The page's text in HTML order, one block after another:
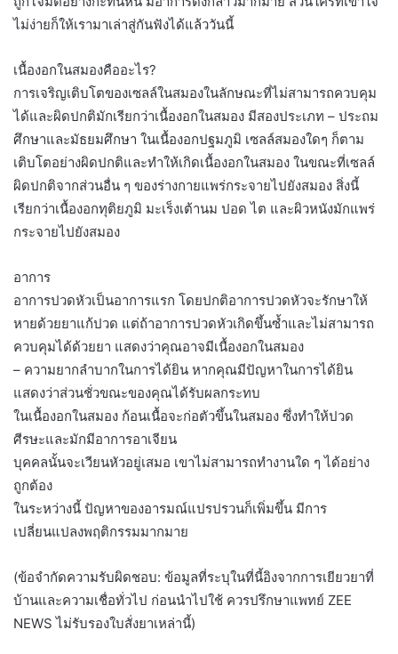
ไม่ง่ายก็ให้เรามาเล่าสู่กันฟังได้แล้ววันนี้
เนื้องอกในสมองคืออะไร?
การเจริญเติบโตของเซลล์ในสมองในลักษณะที่ไม่สามารถควบคุม
ได้และผิดปกติมักเรียกว่าเนื้องอกในสมอง มีสองประเภท – ประถม
ศึกษาและมัธยมศึกษา ในเนื้องอกปฐมภูมิ เซลล์สมองใดๆ ก็ตาม
เติบโตอย่างผิดปกติและทำให้เกิดเนื้องอกในสมอง ในขณะที่เซลล์
ผิดปกติจากส่วนอื่น ๆ ของร่างกายแพร่กระจายไปยังสมอง สิ่งนี้
เรียกว่าเนื้องอกทุติยภูมิ มะเร็งเต้านม ปอด ไต และผิวหนังมักแพร่
กระจายไปยังสมอง
อาการ
อาการปวดหัวเป็นอาการแรก โดยปกติอาการปวดหัวจะรักษาให้
หายด้วยยาแก้ปวด แต่ถ้าอาการปวดหัวเกิดขึ้นซ้ำและไม่สามารถ
ควบคุมได้ด้วยยา แสดงว่าคุณอาจมีเนื้องอกในสมอง
– ความยากลำบากในการได้ยิน หากคุณมีปัญหาในการได้ยิน
แสดงว่าส่วนชั่วขณะของคุณได้รับผลกระทบ
ในเนื้องอกในสมอง ก้อนเนื้อจะก่อตัวขึ้นในสมอง ซึ่งทำให้ปวด
ศีรษะและมักมีอาการอาเจียน
บุคคลนั้นจะเวียนหัวอยู่เสมอ เขาไม่สามารถทำงานใด ๆ ได้อย่าง
ถูกต้อง
ในระหว่างนี้ ปัญหาของอารมณ์แปรปรวนก็เพิ่มขึ้น มีการ
เปลี่ยนแปลงพฤติกรรมมากมาย
(ข้อจำกัดความรับผิดชอบ: ข้อมูลที่ระบุในที่นี้อิงจากการเยียวยาที่
บ้านและความเชื่อทั่วไป ก่อนนำไปใช้ ควรปรึกษาแพทย์ ZEE
NEWS ไม่รับรองใบสั่งยาเหล่านี้)